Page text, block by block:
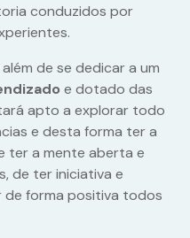
conduzidos por
de se dedicar a um
e dotado das
apto a explorar todo
e desta forma ter a
ter a mente aberta e
de ter iniciativa e
de forma positiva todos